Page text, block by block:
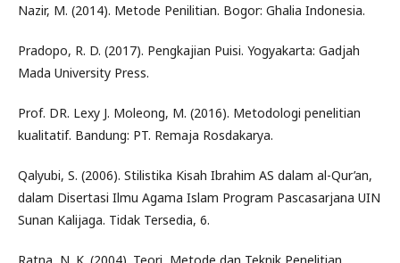
Nazir, M. (2014). Metode Penilitian. Bogor: Ghalia Indonesia.
Pradopo, R. D. (2017). Pengkajian Puisi. Yogyakarta: Gadjah
Mada University Press.
Prof. DR. Lexy J. Moleong, M. (2016). Metodologi penelitian
kualitatif. Bandung: PT. Remaja Rosdakarya.
Qalyubi, S. (2006). Stilistika Kisah Ibrahim AS dalam al-Qur’an,
dalam Disertasi Ilmu Agama Islam Program Pascasarjana UIN
Sunan Kalijaga. Tidak Tersedia, 6.
Ratna, N. K. (2004). Teori, Metode dan Teknik Penelitian